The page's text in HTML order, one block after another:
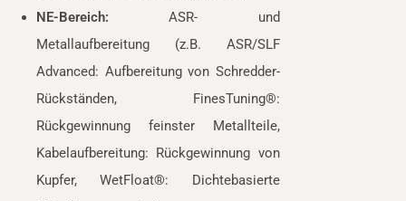
NE-Bereich: ASR- und
Metallaufbereitung (z.B. ASR/SLF
Advanced: Aufbereitung von Schredder-
Rückständen, FinesTuning®:
Rückgewinnung feinster Metallteile,
Kabelaufbereitung: Rückgewinnung von
Kupfer, WetFloat®: Dichtebasierte